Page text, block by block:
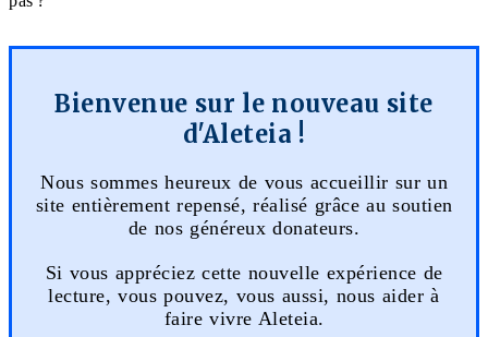
Bienvenue sur le nouveau site
d'Aleteia !
Nous sommes heureux de vous accueillir sur un
site entièrement repensé, réalisé grâce au soutien
de nos généreux donateurs.
Si vous appréciez cette nouvelle expérience de
lecture, vous pouvez, vous aussi, nous aider à
faire vivre Aleteia.